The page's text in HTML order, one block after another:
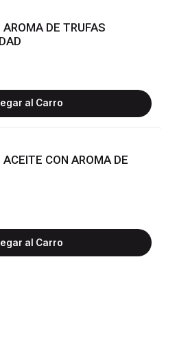
DE TRUFAS
al Carro
CON AROMA DE
al Carro